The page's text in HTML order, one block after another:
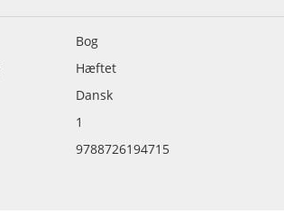
Bog
Hæftet
Dansk
1
9788726194715